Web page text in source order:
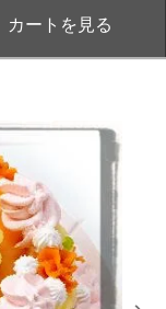
カートを見る